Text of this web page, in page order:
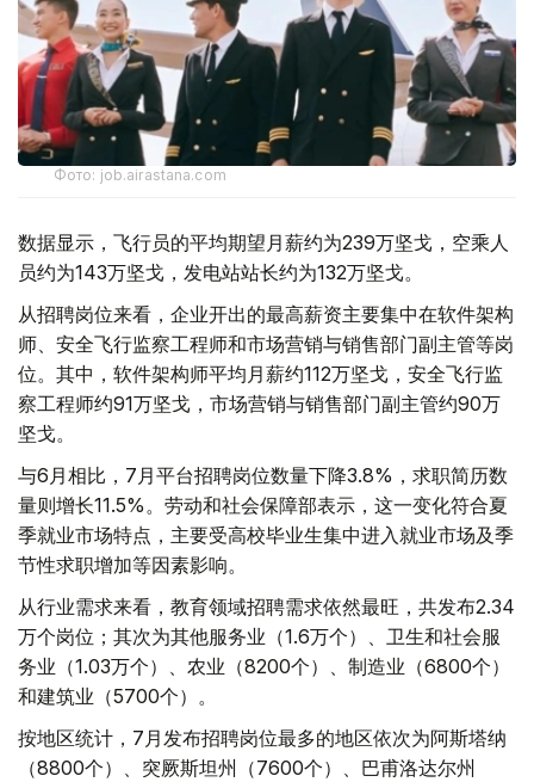
Фото: job.airastana.com
数据显示，飞行员的平均期望月薪约为239万坚戈，空乘人
员约为143万坚戈，发电站站长约为132万坚戈。
从招聘岗位来看，企业开出的最高薪资主要集中在软件架构
师、安全飞行监察工程师和市场营销与销售部门副主管等岗
位。其中，软件架构师平均月薪约112万坚戈，安全飞行监
察工程师约91万坚戈，市场营销与销售部门副主管约90万
坚戈。
与6月相比，7月平台招聘岗位数量下降3.8%，求职简历数
量则增长11.5%。劳动和社会保障部表示，这一变化符合夏
季就业市场特点，主要受高校毕业生集中进入就业市场及季
节性求职增加等因素影响。
从行业需求来看，教育领域招聘需求依然最旺，共发布2.34
万个岗位；其次为其他服务业（1.6万个）、卫生和社会服
务业（1.03万个）、农业（8200个）、制造业（6800个）
和建筑业（5700个）。
按地区统计，7月发布招聘岗位最多的地区依次为阿斯塔纳
（8800个）、突厥斯坦州（7600个）、巴甫洛达尔州